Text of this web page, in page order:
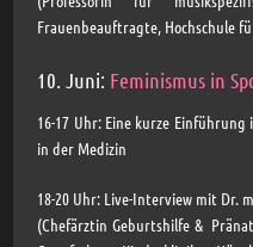
Frauenbeauftragte, Hochschule
10. Juni: Feminismus in
16-17 Uhr: Eine kurze
in der Medizin
18-20 Uhr: Live-Interview mit Dr.
(Chefärztin Geburtshilfe &